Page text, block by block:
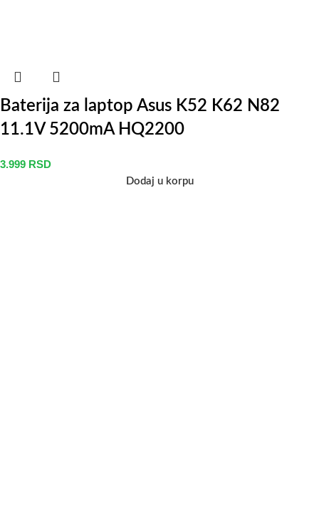
Baterija za laptop Asus K52 K62 N82
11.1V 5200mA HQ2200
3.999 RSD
Dodaj u korpu